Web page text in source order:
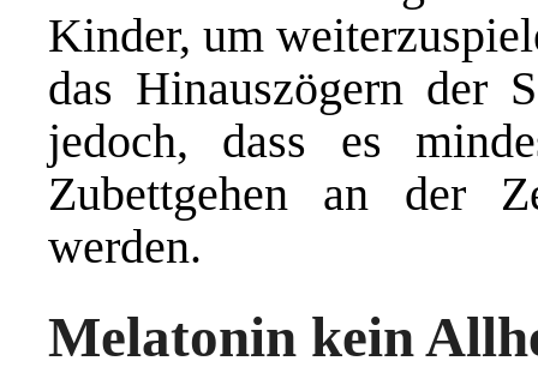
Kinder, um
das Hinauszögern der
jedoch, dass es
Zubettgehen an der
werden.
Melatonin kein